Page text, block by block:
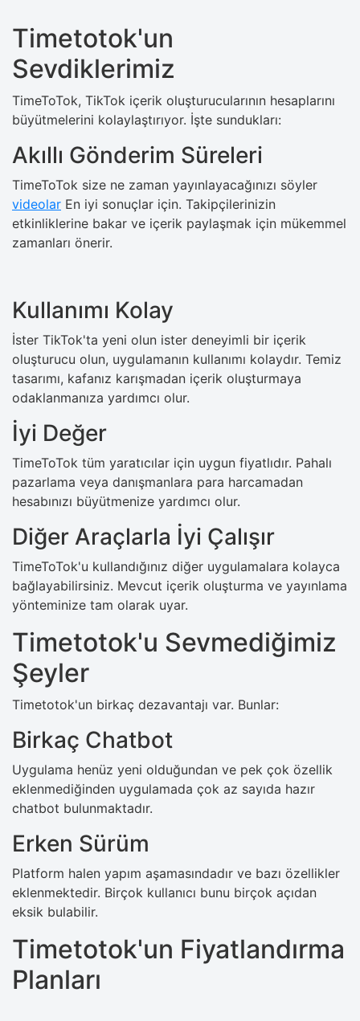
Timetotok'un
Sevdiklerimiz
TimeToTok, TikTok içerik oluşturucularının hesaplarını
büyütmelerini kolaylaştırıyor. İşte sundukları:
Akıllı Gönderim Süreleri
TimeToTok size ne zaman yayınlayacağınızı söyler
videolar En iyi sonuçlar için. Takipçilerinizin
etkinliklerine bakar ve içerik paylaşmak için mükemmel
zamanları önerir.
Kullanımı Kolay
İster TikTok'ta yeni olun ister deneyimli bir içerik
oluşturucu olun, uygulamanın kullanımı kolaydır. Temiz
tasarımı, kafanız karışmadan içerik oluşturmaya
odaklanmanıza yardımcı olur.
İyi Değer
TimeToTok tüm yaratıcılar için uygun fiyatlıdır. Pahalı
pazarlama veya danışmanlara para harcamadan
hesabınızı büyütmenize yardımcı olur.
Diğer Araçlarla İyi Çalışır
TimeToTok'u kullandığınız diğer uygulamalara kolayca
bağlayabilirsiniz. Mevcut içerik oluşturma ve yayınlama
yönteminize tam olarak uyar.
Timetotok'u Sevmediğimiz
Şeyler
Timetotok'un birkaç dezavantajı var. Bunlar:
Birkaç Chatbot
Uygulama henüz yeni olduğundan ve pek çok özellik
eklenmediğinden uygulamada çok az sayıda hazır
chatbot bulunmaktadır.
Erken Sürüm
Platform halen yapım aşamasındadır ve bazı özellikler
eklenmektedir. Birçok kullanıcı bunu birçok açıdan
eksik bulabilir.
Timetotok'un Fiyatlandırma
Planları